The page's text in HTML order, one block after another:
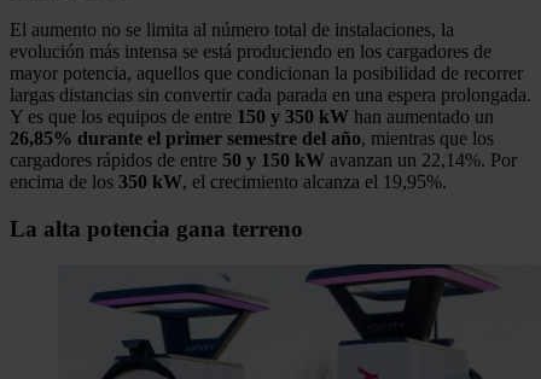
El aumento no se limita al número total de instalaciones, la
evolución más intensa se está produciendo en los cargadores de
mayor potencia, aquellos que condicionan la posibilidad de recorrer
largas distancias sin convertir cada parada en una espera prolongada.
Y es que los equipos de entre 150 y 350 kW han aumentado un
26,85% durante el primer semestre del año, mientras que los
cargadores rápidos de entre 50 y 150 kW avanzan un 22,14%. Por
encima de los 350 kW, el crecimiento alcanza el 19,95%.
La alta potencia gana terreno